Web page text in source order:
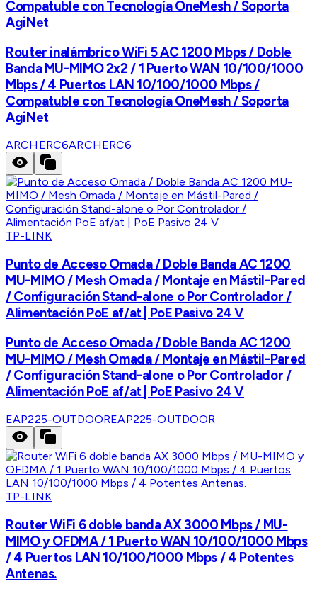
Compatuble con Tecnología OneMesh / Soporta
AgiNet
Router inalámbrico WiFi 5 AC 1200 Mbps / Doble
Banda MU-MIMO 2x2 / 1 Puerto WAN 10/100/1000
Mbps / 4 Puertos LAN 10/100/1000 Mbps /
Compatuble con Tecnología OneMesh / Soporta
AgiNet
ARCHERC6ARCHERC6
TP-LINK
Punto de Acceso Omada / Doble Banda AC 1200
MU-MIMO / Mesh Omada / Montaje en Mástil-Pared
/ Configuración Stand-alone o Por Controlador /
Alimentación PoE af/at | PoE Pasivo 24 V
Punto de Acceso Omada / Doble Banda AC 1200
MU-MIMO / Mesh Omada / Montaje en Mástil-Pared
/ Configuración Stand-alone o Por Controlador /
Alimentación PoE af/at | PoE Pasivo 24 V
EAP225-OUTDOOREAP225-OUTDOOR
TP-LINK
Router WiFi 6 doble banda AX 3000 Mbps / MU-
MIMO y OFDMA / 1 Puerto WAN 10/100/1000 Mbps
/ 4 Puertos LAN 10/100/1000 Mbps / 4 Potentes
Antenas.